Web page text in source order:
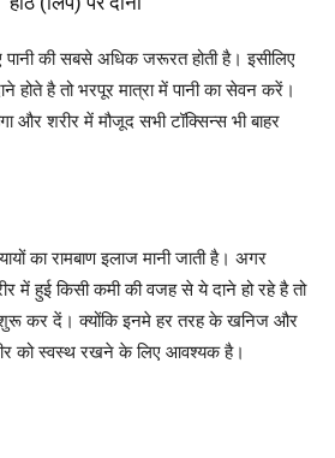
की सबसे अधिक जरूरत होती है। इसीलिए
होते है तो भरपूर मात्रा में पानी का सेवन करें।
और शरीर में मौजूद सभी टॉक्सिन्स भी बाहर
का रामबाण इलाज मानी जाती है। अगर
में हुई किसी कमी की वजह से ये दाने हो रहे है तो
शुरू कर दें। क्योंकि इनमे हर तरह के खनिज और
को स्वस्थ रखने के लिए आवश्यक है।